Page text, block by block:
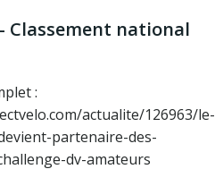
Classement national
:
actualite/126963/le-
partenaire-des-
dv-amateurs